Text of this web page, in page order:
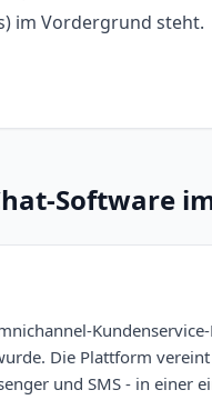
im Vordergrund steht.
Software
Die Plattform vereint
und SMS - in einer